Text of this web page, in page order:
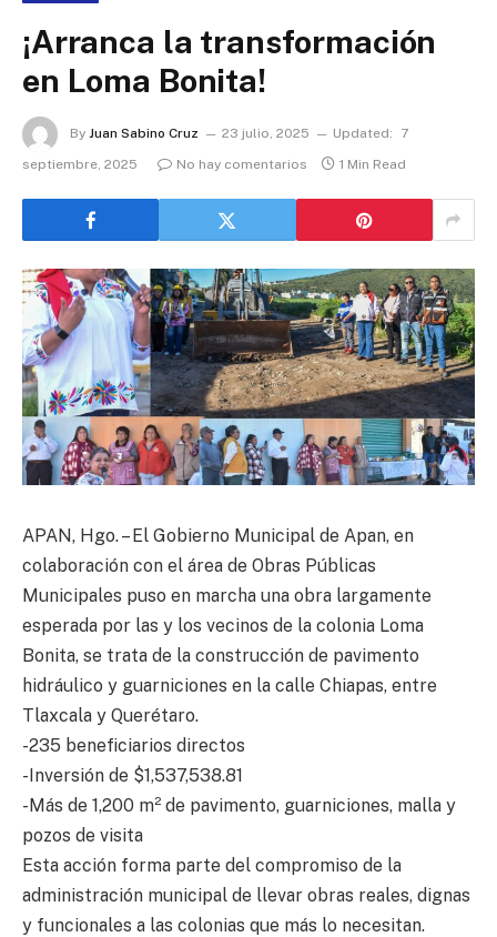
¡Arranca la transformación
en Loma Bonita!
By Juan Sabino Cruz 23 julio, 2025 Updated:
7
septiembre, 2025
No hay comentarios 1 Min Read
APAN, Hgo. – El Gobierno Municipal de Apan, en
colaboración con el área de Obras Públicas
Municipales puso en marcha una obra largamente
esperada por las y los vecinos de la colonia Loma
Bonita, se trata de la construcción de pavimento
hidráulico y guarniciones en la calle Chiapas, entre
Tlaxcala y Querétaro.
-235 beneficiarios directos
-Inversión de $1,537,538.81
-Más de 1,200 m² de pavimento, guarniciones, malla y
pozos de visita
Esta acción forma parte del compromiso de la
administración municipal de llevar obras reales, dignas
y funcionales a las colonias que más lo necesitan.